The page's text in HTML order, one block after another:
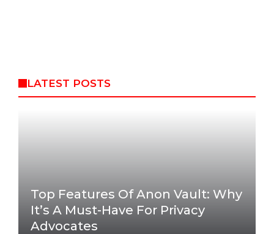
LATEST POSTS
Top Features Of Anon Vault: Why
It’s A Must-Have For Privacy
Advocates